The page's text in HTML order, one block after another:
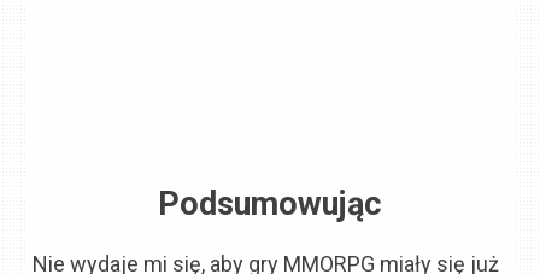
Podsumowując
Nie wydaje mi się, aby gry MMORPG miały się już